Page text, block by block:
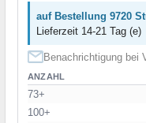
auf Bestellung 9720
Lieferzeit 14-21 Tag (e)
Benachrichtigung bei
ANZAHL
73+
100+